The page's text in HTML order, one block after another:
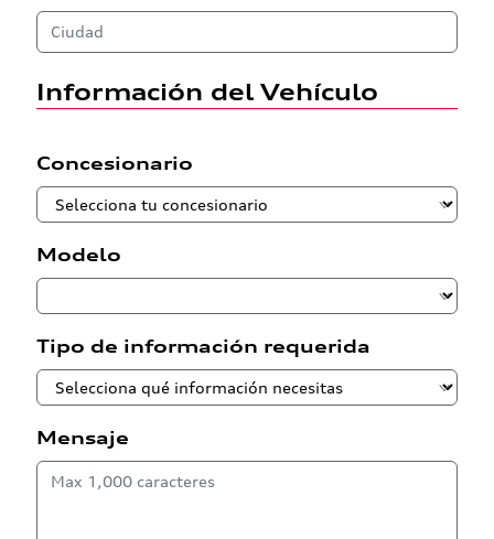
Información del Vehículo
Concesionario
Modelo
Tipo de información requerida
Mensaje